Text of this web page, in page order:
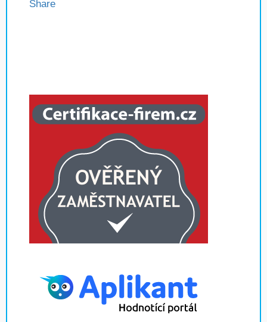
Share